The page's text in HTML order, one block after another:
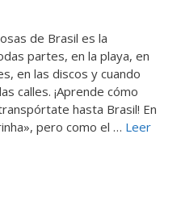
de Brasil es la
partes, en la playa, en
en las discos y cuando
calles. ¡Aprende cómo
hasta Brasil! En
pero como el … Leer